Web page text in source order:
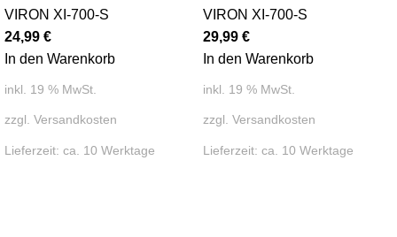
VIRON XI-700-S
24,99 €
In den Warenkorb
inkl. 19 % MwSt.
zzgl. Versandkosten
Lieferzeit: ca. 10 Werktage
VIRON XI-700-S
29,99 €
In den Warenkorb
inkl. 19 % MwSt.
zzgl. Versandkosten
Lieferzeit: ca. 10 Werktage